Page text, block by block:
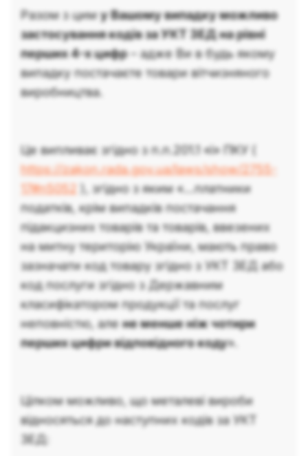
Разом з циму Вашому випадку можливо
застосування кодів за УКТ ЗЕД на рівні
перших 4-х цифр– адже Ви в будь якому
випадку постачаєте товари вітчизняного
виробництва.
Це випливає згідно з п.п.201.1 «і» ПКУ (
https://zakon.rada.gov.ua/laws/show/2755-
17#n5052
), згідно з яким «…платники
податків, крім випадків постачання
підакцизних товарів та товарів, ввезених
на митну територію України, мають право
зазначати код товару згідно з УКТ ЗЕД або
код послуги згідно з Державним
класифікатором продукції та послуг
неповністю, алене менше ніж чотири
перших цифри відповідного коду».
Цілком можливо, що металеві вироби
відносяться до наступних кодів за УКТ
ЗЕД: